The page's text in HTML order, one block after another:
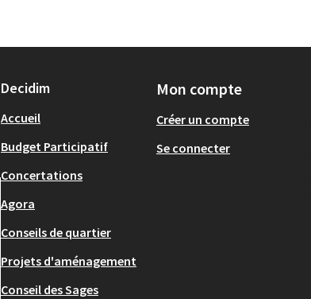
Decidim
Accueil
Budget Participatif
Concertations
Agora
Conseils de quartier
Projets d'aménagement
Conseil des Sages
Mon compte
Créer un compte
Se connecter